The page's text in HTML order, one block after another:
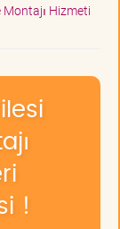
Hizmeti
!